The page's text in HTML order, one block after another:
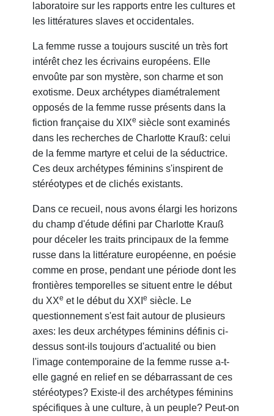
laboratoire sur les rapports entre les cultures et
les littératures slaves et occidentales.
La femme russe a toujours suscité un très fort
intérêt chez les écrivains européens. Elle
envoûte par son mystère, son charme et son
exotisme. Deux archétypes diamétralement
opposés de la femme russe présents dans la
fiction française du XIXe siècle sont examinés
dans les recherches de Charlotte Krauß: celui
de la femme martyre et celui de la séductrice.
Ces deux archétypes féminins s'inspirent de
stéréotypes et de clichés existants.
Dans ce recueil, nous avons élargi les horizons
du champ d'étude défini par Charlotte Krauß
pour déceler les traits principaux de la femme
russe dans la littérature européenne, en poésie
comme en prose, pendant une période dont les
frontières temporelles se situent entre le début
du XXe et le début du XXI e siècle. Le
questionnement s'est fait autour de plusieurs
axes: les deux archétypes féminins définis ci-
dessus sont-ils toujours d'actualité ou bien
l'image contemporaine de la femme russe a-t-
elle gagné en relief en se débarrassant de ces
stéréotypes? Existe-il des archétypes féminins
spécifiques à une culture, à un peuple? Peut-on